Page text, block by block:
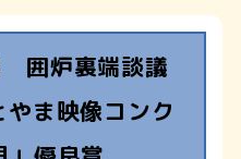
囲炉裏端談議
やま映像コンク